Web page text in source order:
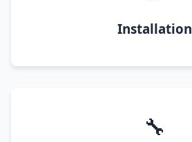
Installation
🔧